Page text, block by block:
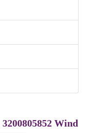
Wind